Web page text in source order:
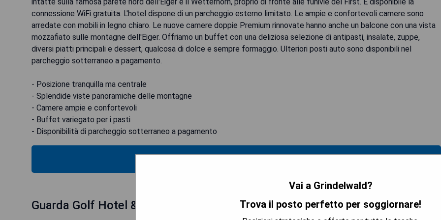
connessione WiFi gratuita. L'hotel dispone di un parcheggio esterno limitato. Le ampie e confortevoli camere sono
arredate con mobili in legno chiaro. Le nuove camere doppie Premium rinnovate hanno anche un balcone con una vista
mozzafiato sulle montagne dell'Eiger. Offriamo un buffet con una deliziosa selezione di antipasti, insalate, zuppe,
diversi piatti principali e dessert, qualcosa di dolce e sempre formaggio. Ulteriori posti auto sono disponibili nel
parcheggio sotterraneo a pagamento.
- Posizione tranquilla ma centrale
- Splendide viste panoramiche delle montagne
- Camere ampie e confortevoli
- Buffet variegato per i pasti
- Disponibilità di parcheggio sotterraneo a pagamento
Guarda Golf Hotel & Residences
Vai a Grindelwald?
Trova il posto perfetto per soggiornare!